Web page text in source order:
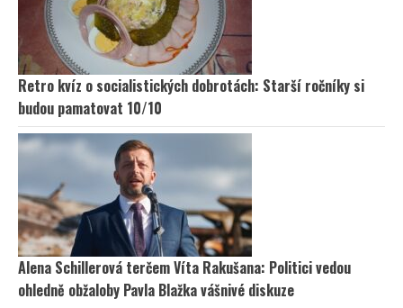
Retro kvíz o socialistických dobrotách: Starší ročníky si
budou pamatovat 10/10
Alena Schillerová terčem Víta Rakušana: Politici vedou
ohledně obžaloby Pavla Blažka vášnivé diskuze